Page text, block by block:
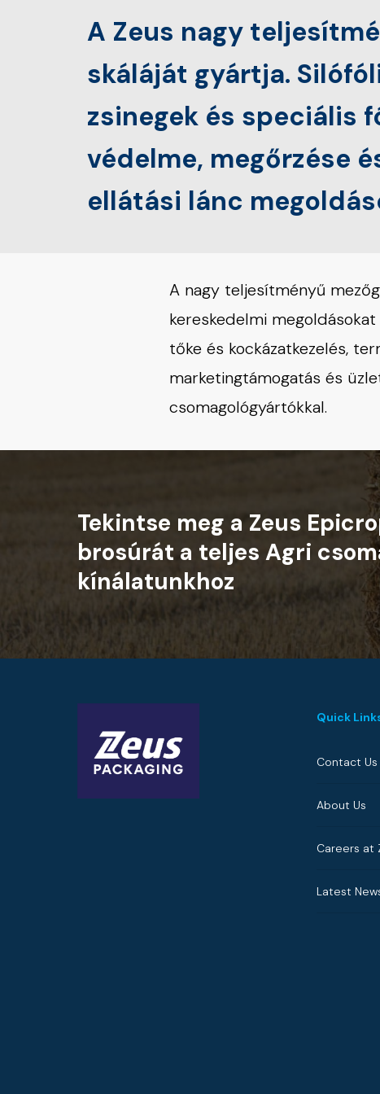
A Zeus nagy
skáláját gyártja.
zsinegek és speciális
védelme, megőrzése
ellátási lánc
A nagy teljesítményű
kereskedelmi
tőke és kockázatkezelés,
marketingtámogatás és
csomagológyártókkal.
Tekintse meg a Zeus
brosúrát a teljes Agri
kínálatunkhoz
Quick
Contact Us
About Us
Careers at
Latest